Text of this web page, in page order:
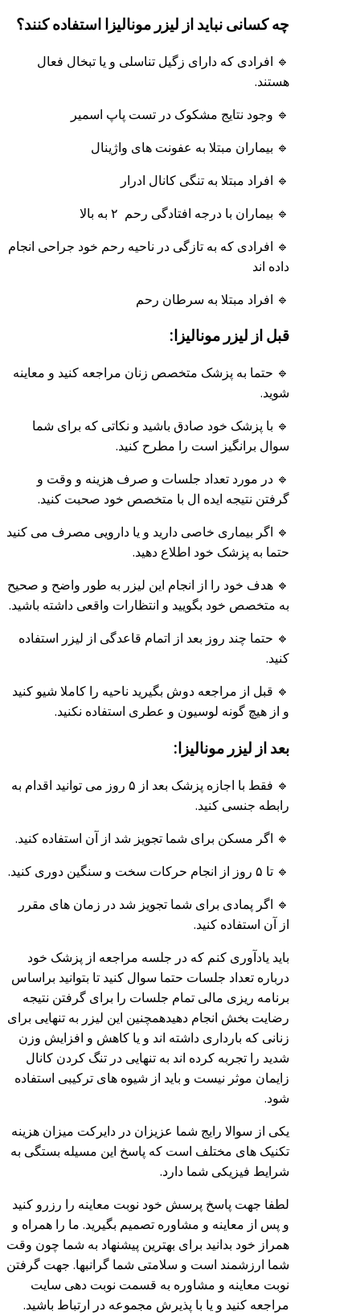
چه کسانی نباید از لیزر مونالیزا استفاده کنند؟
🔹 افرادی که دارای زگیل تناسلی و یا تبخال فعال
هستند.
🔹 وجود نتایج مشکوک در تست پاپ اسمیر
🔹 بیماران مبتلا به عفونت های واژینال
🔹 افراد مبتلا به تنگی کانال ادرار
🔹 بیماران با درجه افتادگی رحم ۲ به بالا
🔹 افرادی که به تازگی در ناحیه رحم خود جراحی انجام
داده اند
🔹 افراد مبتلا به سرطان رحم
قبل از لیزر مونالیزا:
🔹 حتما به پزشک متخصص زنان مراجعه کنید و معاینه
شوید.
🔹 با پزشک خود صادق باشید و نکاتی که برای شما
سوال برانگیز است را مطرح کنید.
🔹 در مورد تعداد جلسات و صرف هزینه و وقت و
گرفتن نتیجه ایده ال با متخصص خود صحبت کنید.
🔹 اگر بیماری خاصی دارید و یا دارویی مصرف می کنید
حتما به پزشک خود اطلاع دهید.
🔹 هدف خود را از انجام این لیزر به طور واضح و صحیح
به متخصص خود بگویید و انتظارات واقعی داشته باشید.
🔹 حتما چند روز بعد از اتمام قاعدگی از لیزر استفاده
کنید.
🔹 قبل از مراجعه دوش بگیرید ناحیه را کاملا شیو کنید
و از هیچ گونه لوسیون و عطری استفاده نکنید.
بعد از لیزر مونالیزا:
🔹 فقط با اجازه پزشک بعد از ۵ روز می توانید اقدام به
رابطه جنسی کنید.
🔹 اگر مسکن برای شما تجویز شد از آن استفاده کنید.
🔹 تا ۵ روز از انجام حرکات سخت و سنگین دوری کنید.
🔹 اگر پمادی برای شما تجویز شد در زمان های مقرر
از آن استفاده کنید.
باید یادآوری کنم که در جلسه مراجعه از پزشک خود
درباره تعداد جلسات حتما سوال کنید تا بتوانید براساس
برنامه ریزی مالی تمام جلسات را برای گرفتن نتیجه
رضایت بخش انجام دهید‌همچنین این لیزر به تنهایی برای
زنانی که بارداری داشته اند و یا کاهش و افزایش وزن
شدید را تجربه کرده اند به تنهایی در تنگ کردن کانال
زایمان موثر نیست و باید از شیوه های ترکیبی استفاده
شود.
یکی از سوالا رایج شما عزیزان در دایرکت میزان هزینه
تکنیک های مختلف است که پاسخ این مسیله بستگی به
شرایط فیزیکی شما دارد.
لطفا جهت پاسخ پرسش خود نوبت معاینه را رزرو کنید
و پس از معاینه و مشاوره تصمیم بگیرید. ما را همراه و
همراز خود بدانید برای بهترین پیشنهاد به شما چون وقت
شما ارزشمند است و سلامتی شما گرانبها. جهت گرفتن
نوبت معاینه و مشاوره به قسمت نوبت دهی سایت
مراجعه کنید و یا با پذیرش مجموعه در ارتباط باشید.